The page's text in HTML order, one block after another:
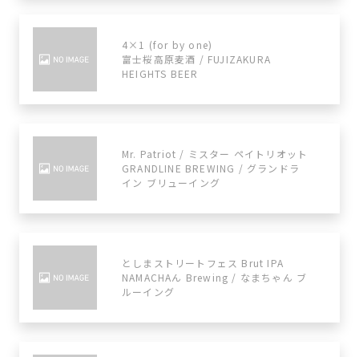
4×1 (for by one)
富士桜高原麦酒 / FUJIZAKURA
HEIGHTS BEER
Mr. Patriot / ミスター ペイトリオット
GRANDLINE BREWING / グランドラ
イン ブリューイング
としまストリートフェス Brut IPA
NAMACHAん Brewing / なまちゃん ブ
ルーイング